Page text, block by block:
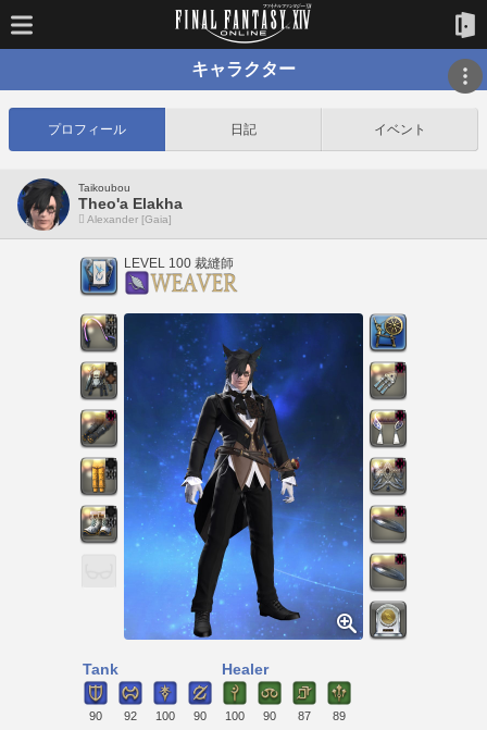
キャラクター
プロフィール 日記 イベント
Taikoubou
Theo'a Elakha
Alexander [Gaia]
LEVEL 100 裁縫師
Tank
90 92 100 90
Healer
100 90 87 89